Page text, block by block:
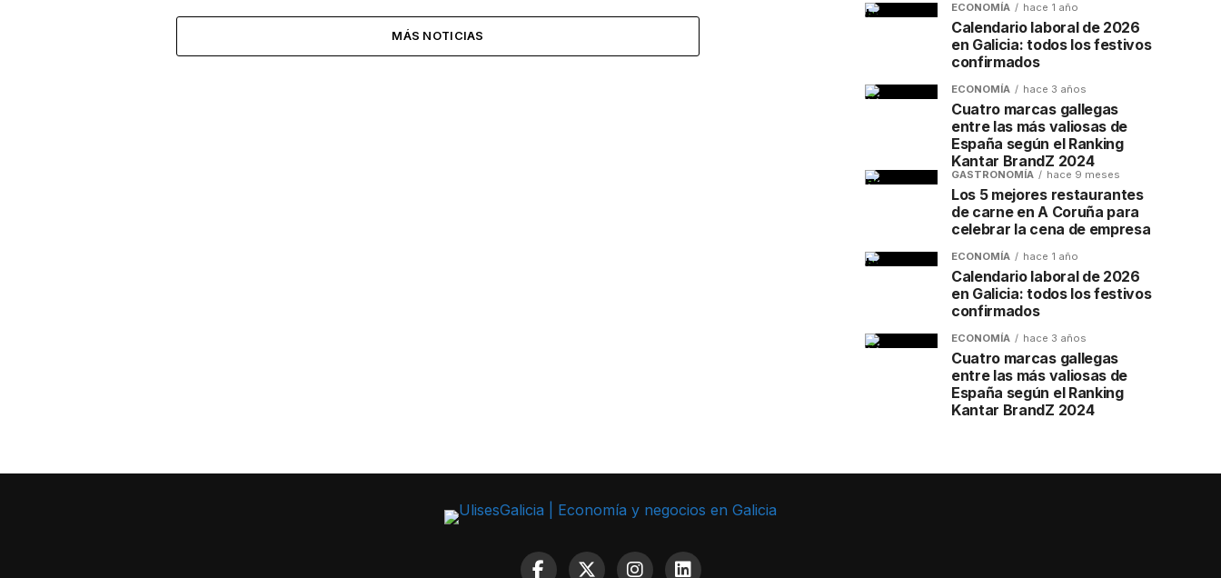
MÁS NOTICIAS
ECONOMÍA hace 1 año
Calendario laboral de 2026
en Galicia: todos los festivos
confirmados
ECONOMÍA hace 3 años
Cuatro marcas gallegas
entre las más valiosas de
España según el Ranking
Kantar BrandZ 2024
GASTRONOMÍA hace 9 meses
Los 5 mejores restaurantes
de carne en A Coruña para
celebrar la cena de empresa
ECONOMÍA hace 1 año
Calendario laboral de 2026
en Galicia: todos los festivos
confirmados
ECONOMÍA hace 3 años
Cuatro marcas gallegas
entre las más valiosas de
España según el Ranking
Kantar BrandZ 2024